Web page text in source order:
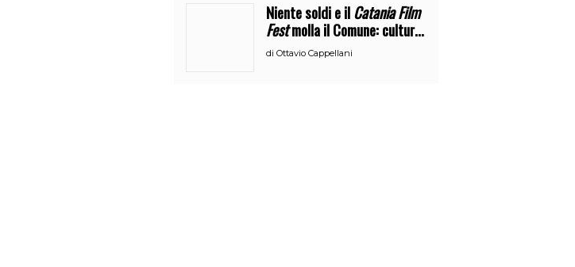
Niente soldi e ilCatania Film
Festmolla il Comune: cultura
o broru di ciciri?
di Ottavio Cappellani